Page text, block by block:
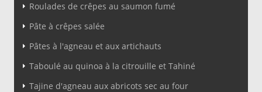
Roulades de crêpes au saumon fumé
Pâte à crêpes salée
Pâtes à l'agneau et aux artichauts
Taboulé au quinoa à la citrouille et Tahiné
Tajine d'agneau aux abricots sec au four